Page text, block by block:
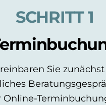
SCHRITT 1
Sie
Online-